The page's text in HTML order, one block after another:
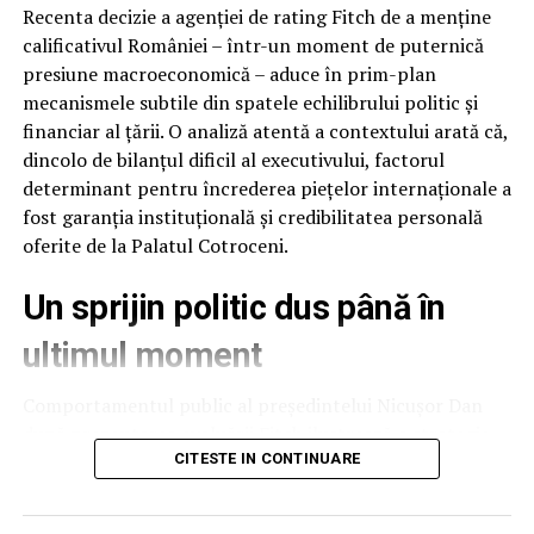
MU, pardon, NU?
Ca este haos total sub comanda acestui „plantat”
deducem si din reactia sefului Serviciului Ordine Publica,
Anton Catalin (cel care a refuzat sa mai fie director si sa
accepte bataia de joc a edilului), reactie de ieri cand a
declarat ca isi arunca uniforma si poate ca isi da si
demisia datorita managementului fabulos al
„plantatului”.
De ce?
Pai mintea asta creata a mai conceput o tampenie cat
casa, votata de Consiliul Local Ploiesti.
1672/25.08.2021 al Politiei Locale Ploiesti, condusa de
plantatul cu mintea creata, edilul a intocmit Referatul
de aprobare nr 348/25.08.2021 prin care Consiliul Local
Recenta decizie a agenției de rating Fitch de a menține
calificativul României – într-un moment de puternică
presiune macroeconomică – aduce în prim-plan
mecanismele subtile din spatele echilibrului politic și
financiar al țării. O analiză atentă a contextului arată că,
dincolo de bilanțul dificil al executivului, factorul
determinant pentru încrederea piețelor internaționale a
fost garanția instituțională și credibilitatea personală
oferite de la Palatul Cotroceni.
Un sprijin politic dus până în
ultimul moment
după prezentarea evaluării Fitch ilustrează o strategie
de protejare a stabilității naționale. Deși raportul
eșec al executivului, președintele a ales o abordare
CITESTE IN CONTINUARE